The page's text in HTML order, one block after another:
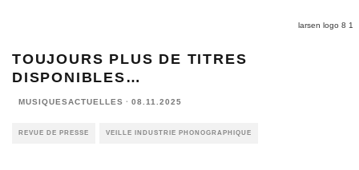
larsen logo 8 1
TOUJOURS PLUS DE TITRES
DISPONIBLES…
MUSIQUESACTUELLES · 08.11.2025
REVUE DE PRESSE VEILLE INDUSTRIE PHONOGRAPHIQUE